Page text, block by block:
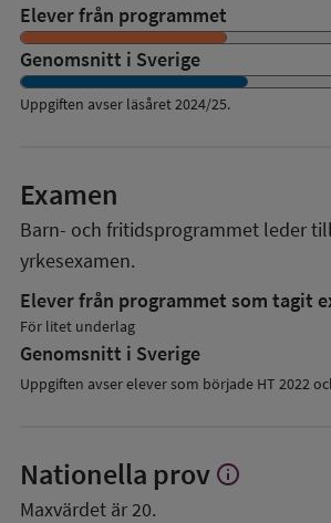
Elever från programmet
Genomsnitt i Sverige
Uppgiften avser läsåret2024/25.
Examen
Barn- och fritidsprogrammet leder
yrkesexamen.
Elever från programmet som tagit
För litet underlag
Genomsnitt i Sverige
Uppgiften avser elever som började HT 2022
Nationella prov Visa
info
Maxvärdet är 20.